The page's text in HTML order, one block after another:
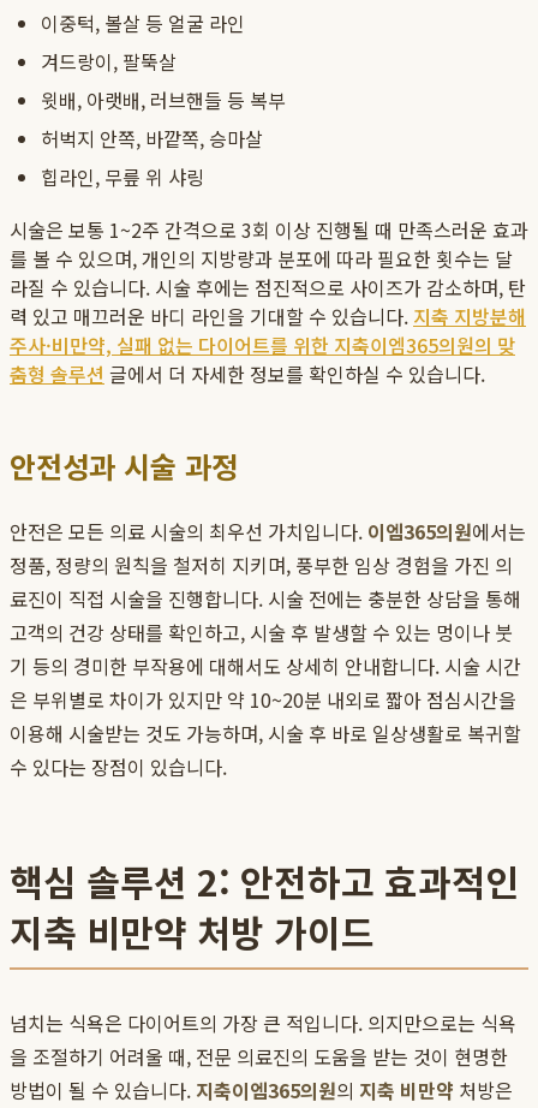
이중턱, 볼살 등 얼굴 라인
겨드랑이, 팔뚝살
윗배, 아랫배, 러브핸들 등 복부
허벅지 안쪽, 바깥쪽, 승마살
힙라인, 무릎 위 샤링
시술은 보통 1~2주 간격으로 3회 이상 진행될 때 만족스러운 효과
를 볼 수 있으며, 개인의 지방량과 분포에 따라 필요한 횟수는 달
라질 수 있습니다. 시술 후에는 점진적으로 사이즈가 감소하며, 탄
력 있고 매끄러운 바디 라인을 기대할 수 있습니다. 지축 지방분해
주사·비만약, 실패 없는 다이어트를 위한 지축이엠365의원의 맞
춤형 솔루션 글에서 더 자세한 정보를 확인하실 수 있습니다.
안전성과 시술 과정
안전은 모든 의료 시술의 최우선 가치입니다. 이엠365의원에서는
정품, 정량의 원칙을 철저히 지키며, 풍부한 임상 경험을 가진 의
료진이 직접 시술을 진행합니다. 시술 전에는 충분한 상담을 통해
고객의 건강 상태를 확인하고, 시술 후 발생할 수 있는 멍이나 붓
기 등의 경미한 부작용에 대해서도 상세히 안내합니다. 시술 시간
은 부위별로 차이가 있지만 약 10~20분 내외로 짧아 점심시간을
이용해 시술받는 것도 가능하며, 시술 후 바로 일상생활로 복귀할
수 있다는 장점이 있습니다.
핵심 솔루션 2: 안전하고 효과적인
지축 비만약 처방 가이드
넘치는 식욕은 다이어트의 가장 큰 적입니다. 의지만으로는 식욕
을 조절하기 어려울 때, 전문 의료진의 도움을 받는 것이 현명한
방법이 될 수 있습니다. 지축이엠365의원의 지축 비만약 처방은